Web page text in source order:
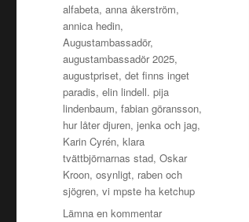
Etiketter
alfabeta,anna åkerström,
annica hedin,
Augustambassadör,
augustambassadör 2025,
augustpriset,det finns inget
paradis,elin lindell. pija
lindenbaum,fabian göransson,
hur låter djuren,jenka och jag,
Karin Cyrén,klara
tvättbjörnarnas stad,Oskar
Kroon,osynligt, raben och
sjögren,vi mpste ha ketchup
Lämna en kommentartill